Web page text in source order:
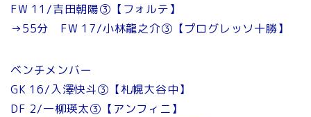
FW 11/吉田朝陽③【フォルテ】
→55分 FW 17/小林龍之介③【プログレッソ十勝】
ベンチメンバー
GK 16/入澤快斗③【札幌大谷中】
DF 2/一柳瑛太③【アンフィニ】